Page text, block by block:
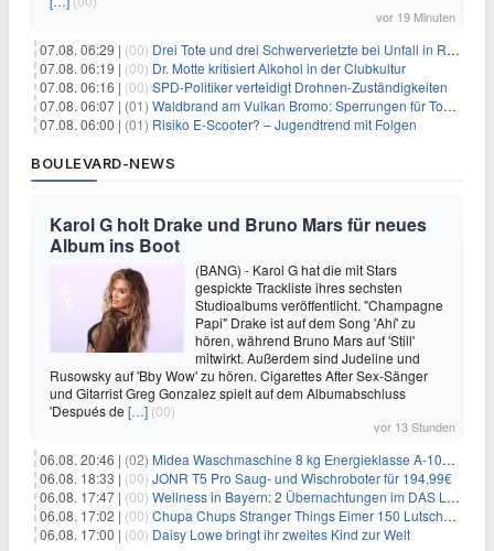
vor 19 Minuten
07.08. 06:29 | (00) Drei Tote und drei Schwerverletzte bei Unfall in Rheinland-Pfalz
07.08. 06:19 | (00) Dr. Motte kritisiert Alkohol in der Clubkultur
07.08. 06:16 | (00) SPD-Politiker verteidigt Drohnen-Zuständigkeiten
07.08. 06:07 | (01) Waldbrand am Vulkan Bromo: Sperrungen für Touristen
07.08. 06:00 | (01) Risiko E-Scooter? – Jugendtrend mit Folgen
BOULEVARD-NEWS
Karol G holt Drake und Bruno Mars für neues
Album ins Boot
(BANG) - Karol G hat die mit Stars
gespickte Trackliste ihres sechsten
Studioalbums veröffentlicht. "Champagne
Papi" Drake ist auf dem Song 'Ahí' zu
hören, während Bruno Mars auf 'Still'
mitwirkt. Außerdem sind Judeline und
Rusowsky auf 'Bby Wow' zu hören. Cigarettes After Sex-Sänger
und Gitarrist Greg Gonzalez spielt auf dem Albumabschluss
'Después de […] (00)
vor 13 Stunden
06.08. 20:46 | (02) Midea Waschmaschine 8 kg Energieklasse A-10% 1400 U/Min für 289,97€
06.08. 18:33 | (00) JONR T5 Pro Saug- und Wischroboter für 194,99€
06.08. 17:47 | (00) Wellness in Bayern: 2 Übernachtungen im DAS LUDWIG Sports Resort inkl. HP + Wellness ab 174€ p.P.
06.08. 17:02 | (00) Chupa Chups Stranger Things Eimer 150 Lutscher für 21,95€
06.08. 17:00 | (00) Daisy Lowe bringt ihr zweites Kind zur Welt